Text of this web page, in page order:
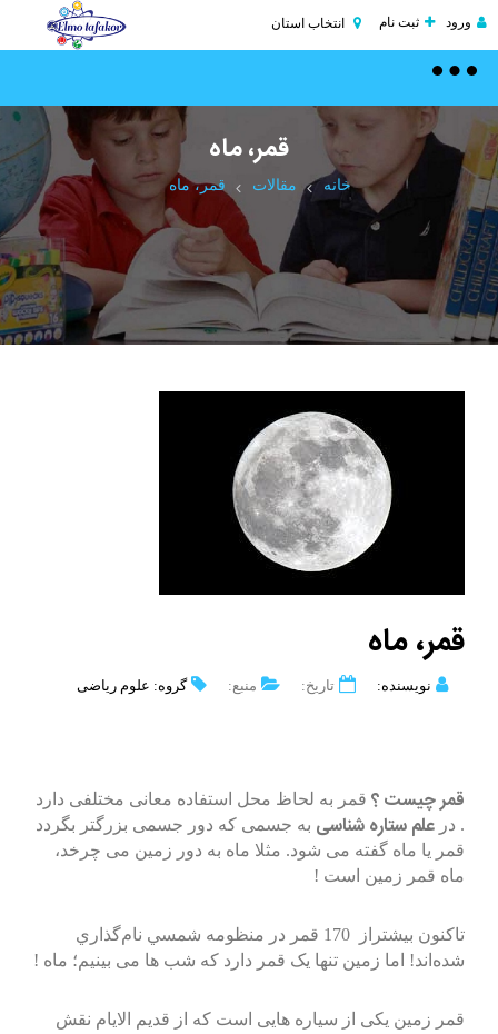
ورود ثبت نام انتخاب استان
Toggle
قمر، ماه
خانه مقالات قمر، ماه
قمر، ماه
نویسنده: تاریخ: منبع: گروه: علوم ریاضی
قمر چیست ؟ قمر به لحاظ محل استفاده معانی مختلفی دارد
. در علم ستاره شناسی به جسمی که دور جسمی بزرگتر بگردد
قمر یا ماه گفته می شود. مثلا ماه به دور زمین می چرخد،
ماه قمر زمین است !
تاکنون بیشتراز 170 قمر در منظومه شمسي نام‌گذاري
شده‌اند! اما زمین تنها یک قمر دارد که شب ها می بینیم؛ ماه !
قمر زمین یکی از سیاره هایی است که از قدیم الایام نقش